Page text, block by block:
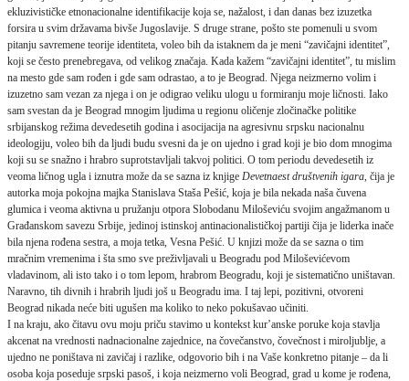
ekluzivističke etnonacionalne identifikacije koja se, nažalost, i dan danas bez izuzetka
forsira u svim državama bivše Jugoslavije. S druge strane, pošto ste pomenuli u svom
pitanju savremene teorije identiteta, voleo bih da istaknem da je meni “zavičajni identitet”,
koji se često prenebregava, od velikog značaja. Kada kažem “zavičajni identitet”, tu mislim
na mesto gde sam rođen i gde sam odrastao, a to je Beograd. Njega neizmerno volim i
izuzetno sam vezan za njega i on je odigrao veliku ulogu u formiranju moje ličnosti. Iako
sam svestan da je Beograd mnogim ljudima u regionu oličenje zločinačke politike
srbijanskog režima devedesetih godina i asocijacija na agresivnu srpsku nacionalnu
ideologiju, voleo bih da ljudi budu svesni da je on ujedno i grad koji je bio dom mnogima
koji su se snažno i hrabro suprotstavljali takvoj politici. O tom periodu devedesetih iz
veoma ličnog ugla i iznutra može da se sazna iz knjige Devetnaest društvenih igara, čija je
autorka moja pokojna majka Stanislava Staša Pešić, koja je bila nekada naša čuvena
glumica i veoma aktivna u pružanju otpora Slobodanu Miloševiću svojim angažmanom u
Građanskom savezu Srbije, jedinoj istinskoj antinacionalističkoj partiji čija je liderka inače
bila njena rođena sestra, a moja tetka, Vesna Pešić. U knjizi može da se sazna o tim
mračnim vremenima i šta smo sve preživljavali u Beogradu pod Miloševićevom
vladavinom, ali isto tako i o tom lepom, hrabrom Beogradu, koji je sistematično uništavan.
Naravno, tih divnih i hrabrih ljudi još u Beogradu ima. I taj lepi, pozitivni, otvoreni
Beograd nikada neće biti ugušen ma koliko to neko pokušavao učiniti.
I na kraju, ako čitavu ovu moju priču stavimo u kontekst kur’anske poruke koja stavlja
akcenat na vrednosti nadnacionalne zajednice, na čovečanstvo, čovečnost i miroljublje, a
ujedno ne poništava ni zavičaj i razlike, odgovorio bih i na Vaše konkretno pitanje – da li
osoba koja poseduje srpski pasoš, i koja neizmerno voli Beograd, grad u kome je rođena,